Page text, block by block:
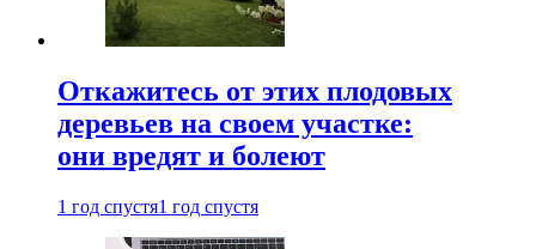
Откажитесь от этих плодовых
деревьев на своем участке:
они вредят и болеют
1 год спустя1 год спустя